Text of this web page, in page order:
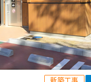
新築工事